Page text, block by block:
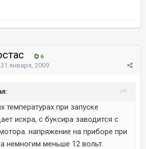
6
31 января, 2009
температурах при запуске
искра, с буксира заводится с
напряжение на приборе при
немногим меньше 12 вольт.